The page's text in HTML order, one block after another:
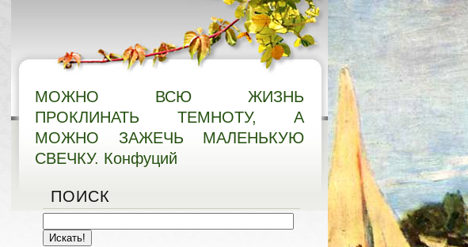
МОЖНО ВСЮ ЖИЗНЬ
ПРОКЛИНАТЬ ТЕМНОТУ, А
МОЖНО ЗАЖЕЧЬ МАЛЕНЬКУЮ
СВЕЧКУ. Конфуций
ПОИСК